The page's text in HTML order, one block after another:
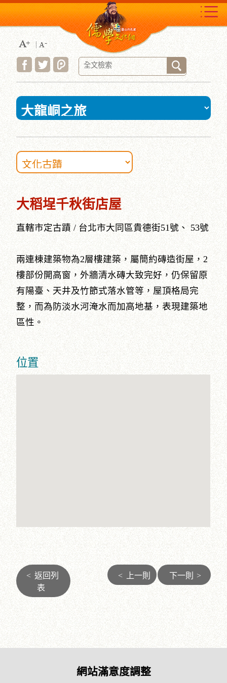
到
主
要
內
容
區
塊
:::
大稻埕千秋街店屋
直轄市定古蹟 / 台北市大同區貴德街51號、 53號
兩連棟建築物為2層樓建築，屬簡約磚造街屋，2
樓部份開高窗，外牆清水磚大致完好，仍保留原
有陽臺、天井及竹節式落水管等，屋頂格局完
整，而為防淡水河淹水而加高地基，表現建築地
區性。
位置
< 返回列
表
< 上一則 下一則 >
網站滿意度調整